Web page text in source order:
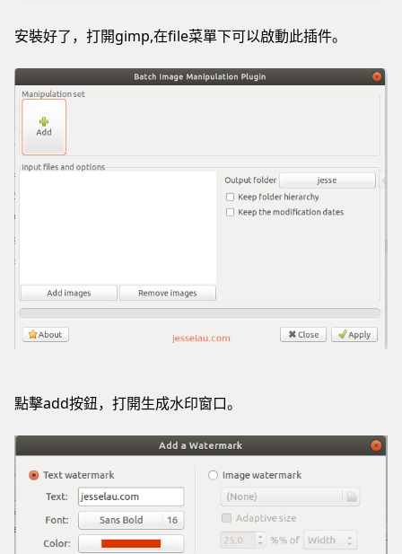
安裝好了，打開gimp,在file菜單下可以啟動此插件。
點擊add按鈕，打開生成水印窗口。